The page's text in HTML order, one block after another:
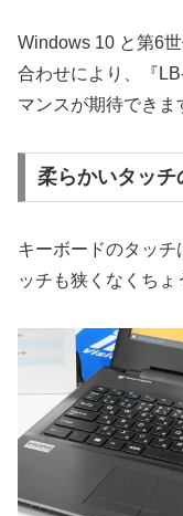
Windows 10 と第6
合わせにより、『
マンスが期待できま
柔らかいタッチ
キーボードのタッ
ッチも狭くなくちょ